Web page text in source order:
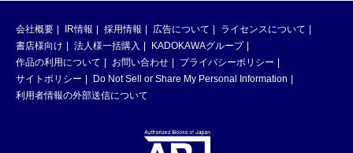
会社概要 IR情報 採用情報 広告について
ライセンスについて
書店様向け
法人様一括購入
KADOKAWAグループ
作品の利用について
お問い合わせ
プライバシーポリシー
サイトポリシー
Do Not Sell or Share My Personal Information
利用者情報の外部送信について